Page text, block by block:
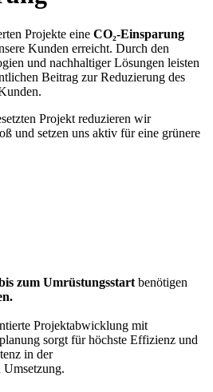
Projekte eine CO₂-Einsparung
Kunden erreicht. Durch den
und nachhaltiger Lösungen leisten
Beitrag zur Reduzierung des
Projekt reduzieren wir
und setzen uns aktiv für eine grünere
zum Umrüstungsstart benötigen
Projektabwicklung mit
sorgt für höchste Effizienz und
in der
Umsetzung.